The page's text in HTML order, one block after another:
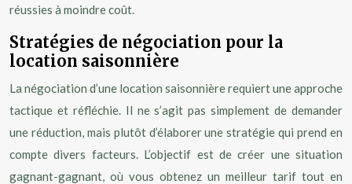
réussies à moindre coût.
Stratégies de négociation pour la
location saisonnière
La négociation d’une location saisonnière requiert une approche
tactique et réfléchie. Il ne s’agit pas simplement de demander
une réduction, mais plutôt d’élaborer une stratégie qui prend en
compte divers facteurs. L’objectif est de créer une situation
gagnant-gagnant, où vous obtenez un meilleur tarif tout en